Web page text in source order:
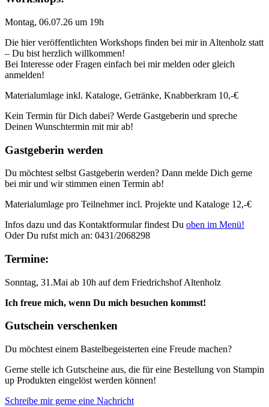
Montag, 06.07.26 um 19h
Die hier veröffentlichten Workshops finden bei mir in Altenholz statt
– Du bist herzlich willkommen!
Bei Interesse oder Fragen einfach bei mir melden oder gleich
anmelden!
Materialumlage inkl. Kataloge, Getränke, Knabberkram 10,-€
Kein Termin für Dich dabei? Werde Gastgeberin und spreche
Deinen Wunschtermin mit mir ab!
Gastgeberin werden
Du möchtest selbst Gastgeberin werden? Dann melde Dich gerne
bei mir und wir stimmen einen Termin ab!
Materialumlage pro Teilnehmer incl. Projekte und Kataloge 12,-€
Infos dazu und das Kontaktformular findest Du oben im Menü!
Oder Du rufst mich an: 0431/2068298
Termine:
Sonntag, 31.Mai ab 10h auf dem Friedrichshof Altenholz
Ich freue mich, wenn Du mich besuchen kommst!
Gutschein verschenken
Du möchtest einem Bastelbegeisterten eine Freude machen?
Gerne stelle ich Gutscheine aus, die für eine Bestellung von Stampin
up Produkten eingelöst werden können!
Schreibe mir gerne eine Nachricht